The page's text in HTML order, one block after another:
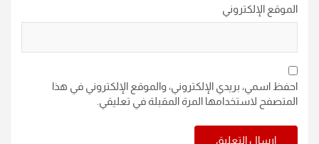
الموقع الإلكتروني
احفظ اسمي، بريدي الإلكتروني، والموقع الإلكتروني في هذا
المتصفح لاستخدامها المرة المقبلة في تعليقي.